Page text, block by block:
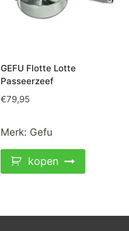
GEFU Flotte Lotte
Passeerzeef
€79,95
Merk: Gefu
kopen